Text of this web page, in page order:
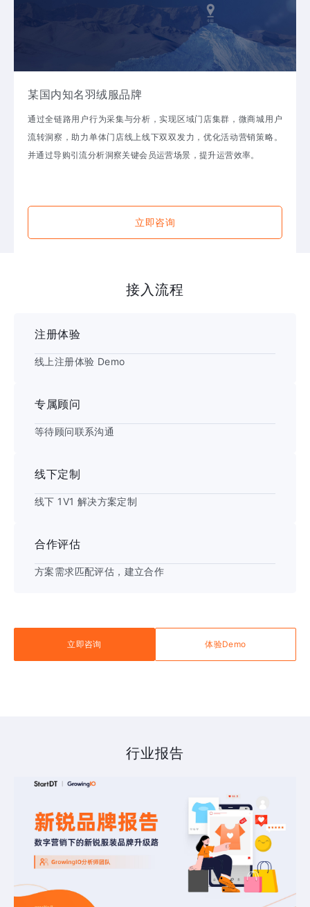
某国内知名羽绒服品牌
通过全链路用户行为采集与分析，实现区域门店集群，微商城用户
流转洞察，助力单体门店线上线下双双发力，优化活动营销策略。
并通过导购引流分析洞察关键会员运营场景，提升运营效率。
立即咨询
接入流程
注册体验
线上注册体验 Demo
专属顾问
等待顾问联系沟通
线下定制
线下 1V1 解决方案定制
合作评估
方案需求匹配评估，建立合作
立即咨询 体验Demo
行业报告